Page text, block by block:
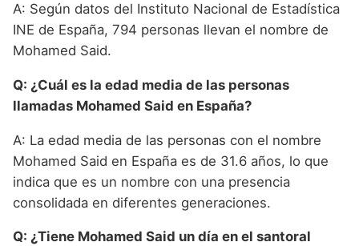
A: Según datos del Instituto Nacional de Estadística
INE de España, 794 personas llevan el nombre de
Mohamed Said.
Q: ¿Cuál es la edad media de las personas
llamadas Mohamed Said en España?
A: La edad media de las personas con el nombre
Mohamed Said en España es de 31.6 años, lo que
indica que es un nombre con una presencia
consolidada en diferentes generaciones.
Q: ¿Tiene Mohamed Said un día en el santoral